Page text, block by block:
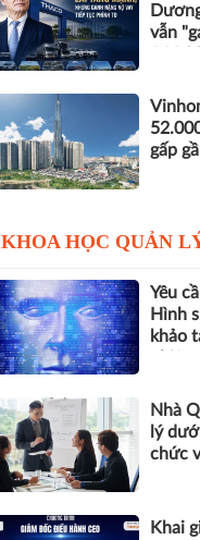
vẫn
gấp
KHOA HỌC QUẢN
Yêu
Hình
khảo
nhân
Nhà
lý
chức
Khai